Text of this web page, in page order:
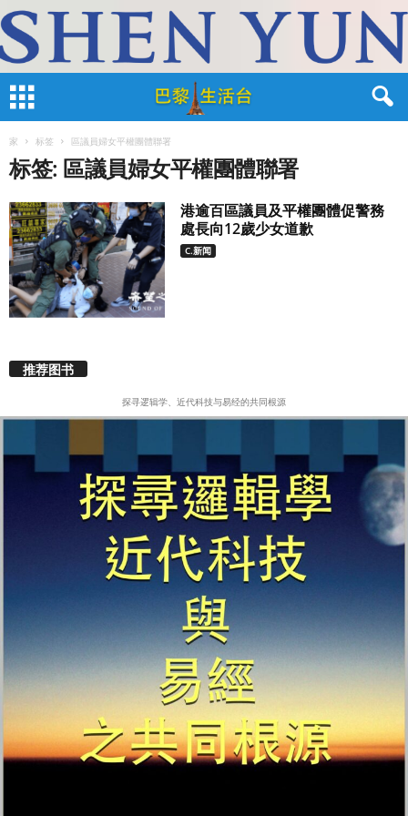
家 标签 區議員婦女平權團體聯署
标签: 區議員婦女平權團體聯署
港逾百區議員及平權團體促警務
處長向12歲少女道歉
C.新闻
推荐图书
探寻逻辑学、近代科技与易经的共同根源